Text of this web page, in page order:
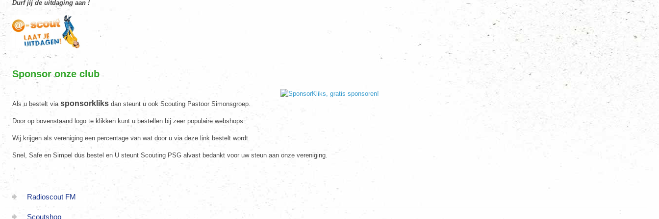
Durf jij de uitdaging aan !
Sponsor onze club
Als u bestelt via sponsorkliks dan steunt u ook Scouting Pastoor Simonsgroep.
Door op bovenstaand logo te klikken kunt u bestellen bij zeer populaire webshops.
Wij krijgen als vereniging een percentage van wat door u via deze link bestelt wordt.
Snel, Safe en Simpel dus bestel en U steunt Scouting PSG alvast bedankt voor uw steun aan onze vereniging.
Radioscout FM
Scoutshop